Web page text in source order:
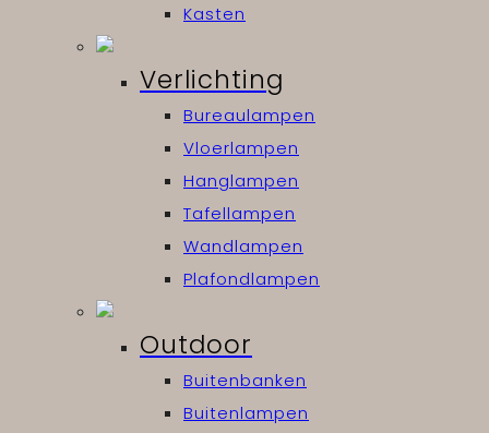
Kasten
Verlichting
Bureaulampen
Vloerlampen
Hanglampen
Tafellampen
Wandlampen
Plafondlampen
Outdoor
Buitenbanken
Buitenlampen